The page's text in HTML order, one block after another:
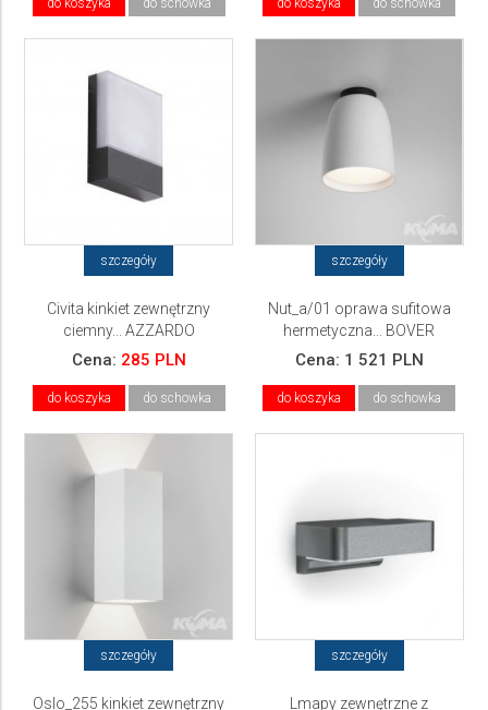
do koszyka do schowka do koszyka do schowka
szczegóły
Civita kinkiet zewnętrzny
ciemny... AZZARDO
Cena: 285 PLN
do koszyka do schowka
szczegóły
Nut_a/01 oprawa sufitowa
hermetyczna... BOVER
Cena: 1 521 PLN
do koszyka do schowka
szczegóły
Oslo_255 kinkiet zewnętrzny
szczegóły
Lmapy zewnętrzne z